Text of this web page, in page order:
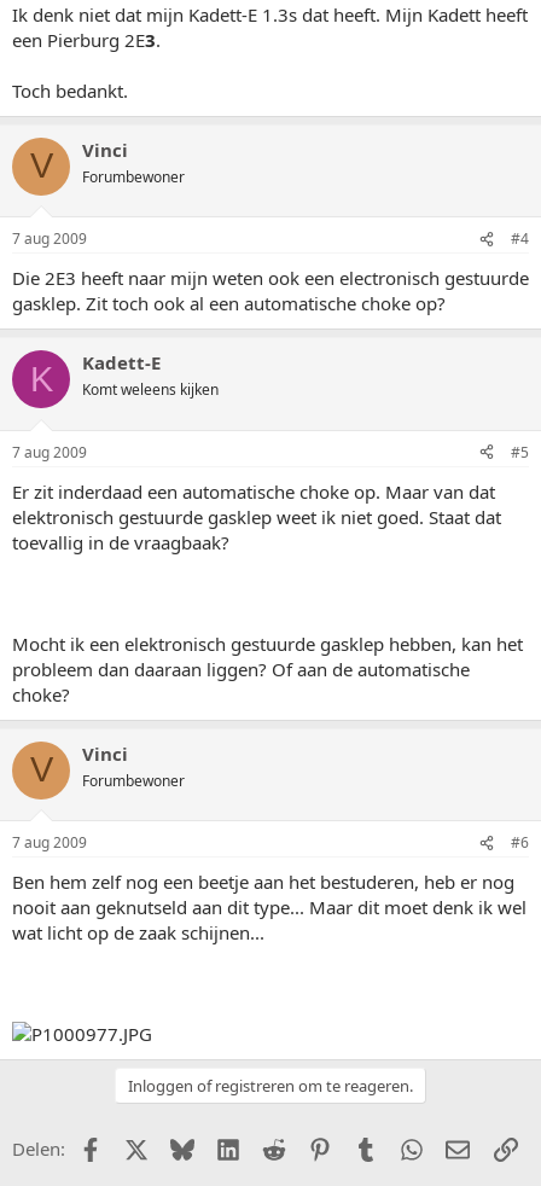
Ik denk niet dat mijn Kadett-E 1.3s dat heeft. Mijn Kadett heeft
een Pierburg 2E3.
Toch bedankt.
V Vinci
Forumbewoner
7 aug 2009 #4
Die 2E3 heeft naar mijn weten ook een electronisch gestuurde
gasklep. Zit toch ook al een automatische choke op?
K Kadett-E
Komt weleens kijken
7 aug 2009 #5
Er zit inderdaad een automatische choke op. Maar van dat
elektronisch gestuurde gasklep weet ik niet goed. Staat dat
toevallig in de vraagbaak?
Mocht ik een elektronisch gestuurde gasklep hebben, kan het
probleem dan daaraan liggen? Of aan de automatische
choke?
V Vinci
Forumbewoner
7 aug 2009 #6
Ben hem zelf nog een beetje aan het bestuderen, heb er nog
nooit aan geknutseld aan dit type... Maar dit moet denk ik wel
wat licht op de zaak schijnen...
Inloggen of registreren om te reageren.
Delen: FacebookX (Twitter)
BlueskyLinkedIn
Reddit PinterestTumblr WhatsApp
E-mail